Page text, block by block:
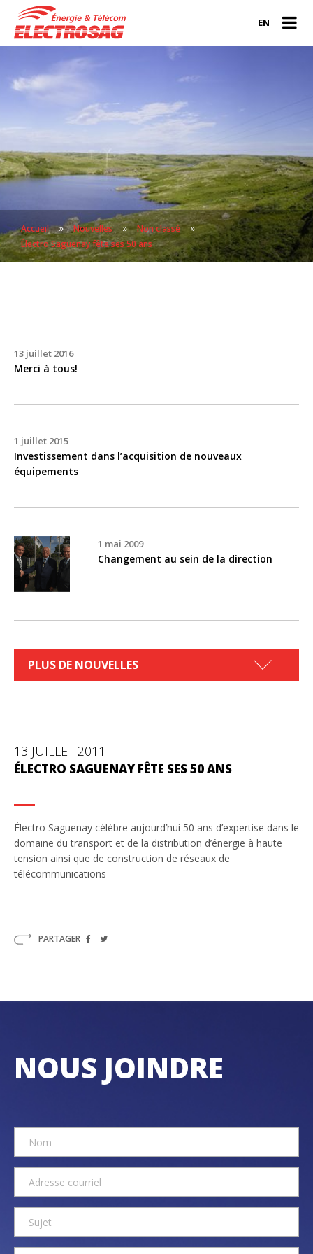
EN
Accueil » Nouvelles » Non classé »
Électro Saguenay fête ses 50 ans
13 juillet 2016
Merci à tous!
1 juillet 2015
Investissement dans l’acquisition de nouveaux
équipements
1 mai 2009
Changement au sein de la direction
PLUS DE NOUVELLES
13 JUILLET 2011
ÉLECTRO SAGUENAY FÊTE SES 50 ANS
Électro Saguenay célèbre aujourd’hui 50 ans d’expertise dans le
domaine du transport et de la distribution d’énergie à haute
tension ainsi que de construction de réseaux de
télécommunications
PARTAGER
NOUS JOINDRE